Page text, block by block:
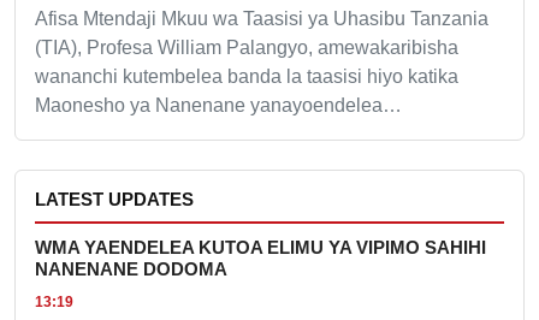
Afisa Mtendaji Mkuu wa Taasisi ya Uhasibu Tanzania
(TIA), Profesa William Palangyo, amewakaribisha
wananchi kutembelea banda la taasisi hiyo katika
Maonesho ya Nanenane yanayoendelea…
LATEST UPDATES
WMA YAENDELEA KUTOA ELIMU YA VIPIMO SAHIHI
NANENANE DODOMA
13:19